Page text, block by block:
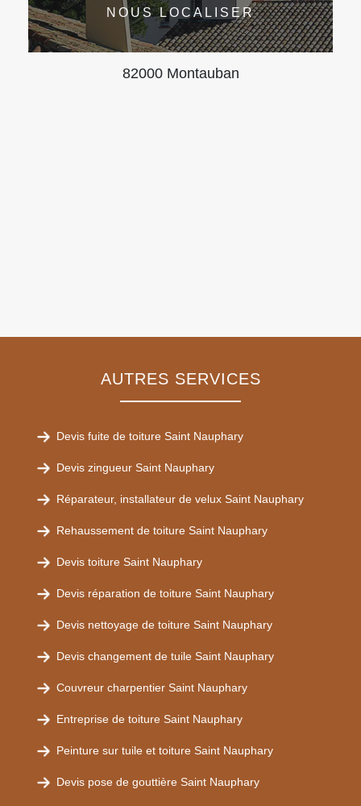
NOUS LOCALISER
82000 Montauban
AUTRES SERVICES
Devis fuite de toiture Saint Nauphary
Devis zingueur Saint Nauphary
Réparateur, installateur de velux Saint Nauphary
Rehaussement de toiture Saint Nauphary
Devis toiture Saint Nauphary
Devis réparation de toiture Saint Nauphary
Devis nettoyage de toiture Saint Nauphary
Devis changement de tuile Saint Nauphary
Couvreur charpentier Saint Nauphary
Entreprise de toiture Saint Nauphary
Peinture sur tuile et toiture Saint Nauphary
Devis pose de gouttière Saint Nauphary